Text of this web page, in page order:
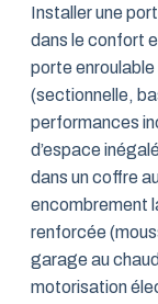
Installer une
dans le confort
porte
(sectionnelle,
performances
d’espace
dans un coffre
encombrement
renforcée
garage au
motorisation